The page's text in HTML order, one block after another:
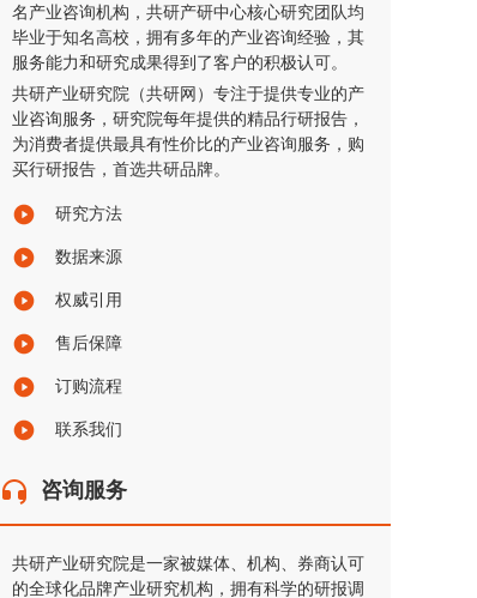
名产业咨询机构，共研产研中心核心研究团队均
毕业于知名高校，拥有多年的产业咨询经验，其
服务能力和研究成果得到了客户的积极认可。
共研产业研究院（共研网）专注于提供专业的产
业咨询服务，研究院每年提供的精品行研报告，
为消费者提供最具有性价比的产业咨询服务，购
买行研报告，首选共研品牌。
研究方法
数据来源
权威引用
售后保障
订购流程
联系我们
咨询服务
共研产业研究院是一家被媒体、机构、券商认可
的全球化品牌产业研究机构，拥有科学的研报调